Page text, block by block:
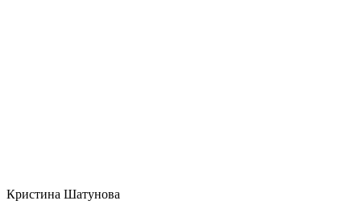
Кристина Шатунова